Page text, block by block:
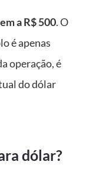
a R$ 500. O
é apenas
operação, é
do dólar
dólar?